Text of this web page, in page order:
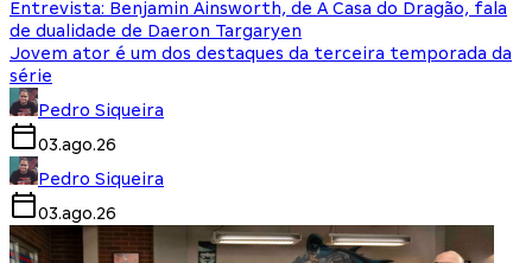
Entrevista: Benjamin Ainsworth, de A Casa do Dragão, fala
de dualidade de Daeron Targaryen
Jovem ator é um dos destaques da terceira temporada da
série
Pedro Siqueira
03.ago.26
Pedro Siqueira
03.ago.26